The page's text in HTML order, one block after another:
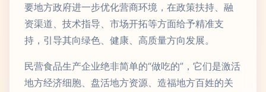
要地方政府进一步优化营商环境，在政策扶持、融
资渠道、技术指导、市场开拓等方面给予精准支
持，引导其向绿色、健康、高质量方向发展。
民营食品生产企业绝非简单的“做吃的”，它们是激活
地方经济细胞、盘活地方资源、造福地方百姓的关